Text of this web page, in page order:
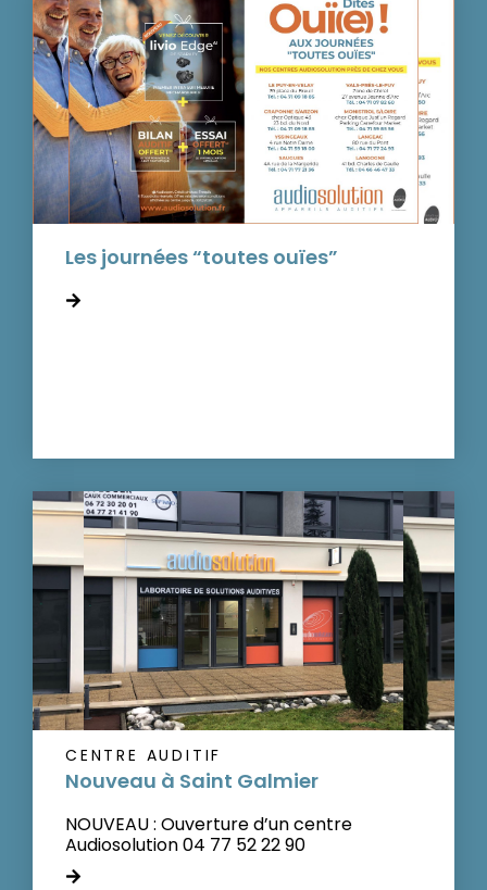
Les journées “toutes ouïes”
CENTRE AUDITIF
Nouveau à Saint Galmier
NOUVEAU : Ouverture d’un centre
Audiosolution 04 77 52 22 90